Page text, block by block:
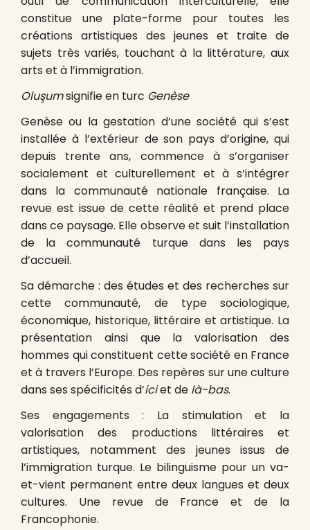
constitue une plate-forme pour toutes les
créations artistiques des jeunes et traite de
sujets très variés, touchant à la littérature, aux
arts et à l’immigration.
Oluşumsignifie en turc Genèse
Genèse ou la gestation d’une société qui s’est
installée à l’extérieur de son pays d’origine, qui
depuis trente ans, commence à s’organiser
socialement et culturellement et à s’intégrer
dans la communauté nationale française. La
revue est issue de cette réalité et prend place
dans ce paysage. Elle observe et suit l’installation
de la communauté turque dans les pays
d’accueil.
Sa démarche : des études et des recherches sur
cette communauté, de type sociologique,
économique, historique, littéraire et artistique. La
présentation ainsi que la valorisation des
hommes qui constituent cette société en France
et à travers l’Europe. Des repères sur une culture
dans ses spécificités d’iciet de là-bas.
Ses engagements : La stimulation et la
valorisation des productions littéraires et
artistiques, notamment des jeunes issus de
l’immigration turque. Le bilinguisme pour un va-
et-vient permanent entre deux langues et deux
cultures. Une revue de France et de la
Francophonie.